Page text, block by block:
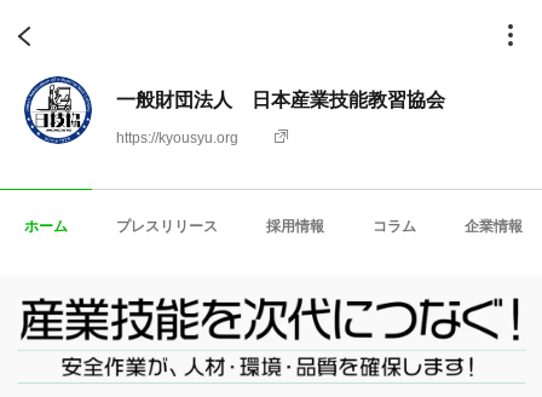
一般財団法人 日本産業技能教習協会
https://kyousyu.org
ホーム プレスリリース 採用情報 コラム 企業情報